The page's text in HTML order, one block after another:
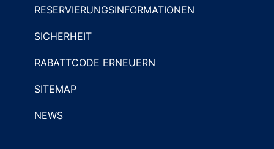
RESERVIERUNGSINFORMATIONEN
SICHERHEIT
RABATTCODE ERNEUERN
SITEMAP
NEWS